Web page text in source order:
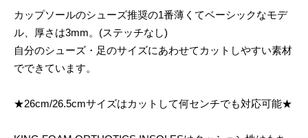
カップソールのシューズ推奨の1番薄くてベーシックなモデ
ル、厚さは3mm。(ステッチなし)
自分のシューズ・足のサイズにあわせてカットしやすい素材
でできています。
★26cm/26.5cmサイズはカットして何センチでも対応可能★